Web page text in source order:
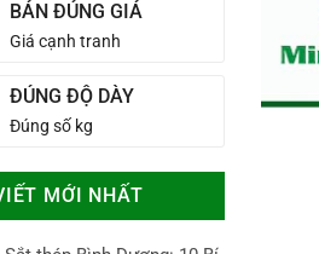
BÁN ĐÚNG GIÁ
Giá cạnh tranh
ĐÚNG ĐỘ DÀY
Đúng số kg
MỚI NHẤT